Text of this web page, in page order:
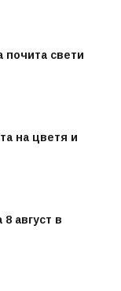
почита свети
на цветя и
август в